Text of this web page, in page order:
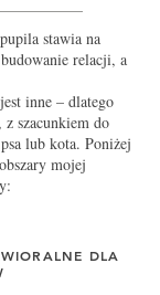
stawia na
relacji, a
inne – dlatego
szacunkiem do
lub kota. Poniżej
mojej
DLA